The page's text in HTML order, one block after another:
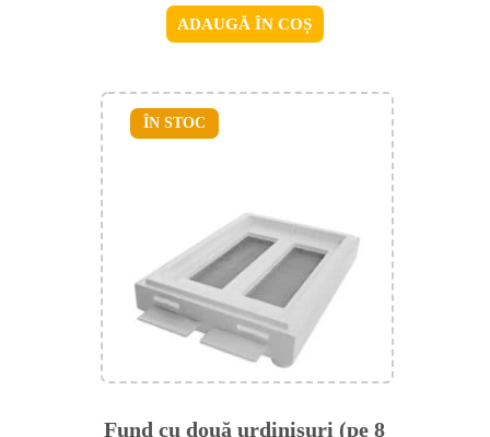
ADAUGĂ ÎN COȘ
Fund cu două urdinișuri (pe 8
ÎN STOC